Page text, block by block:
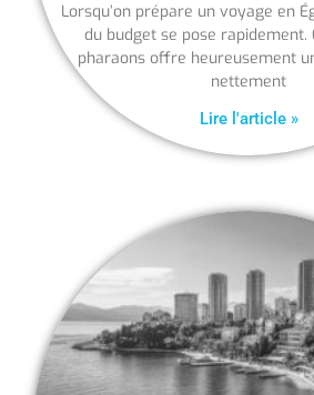
Lorsqu’on prépare un voyage en
du budget se pose rapidement.
pharaons offre heureusement
nettement
Lire l'article »